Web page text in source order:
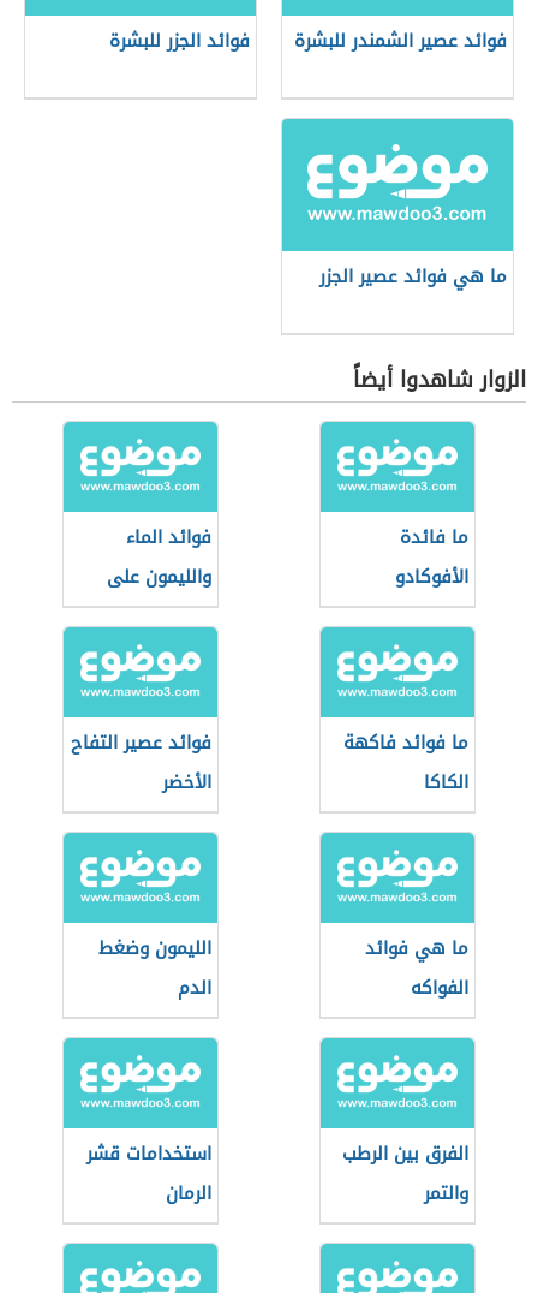
فوائد عصير الشمندر للبشرة فوائد الجزر للبشرة
ما هي فوائد عصير الجزر
الزوار شاهدوا أيضاً
ما فائدة
الأفوكادو
فوائد الماء
والليمون على
الريق
ما فوائد فاكهة
الكاكا
فوائد عصير التفاح
الأخضر
ما هي فوائد
الفواكه
الليمون وضغط
الدم
الفرق بين الرطب
والتمر
استخدامات قشر
الرمان